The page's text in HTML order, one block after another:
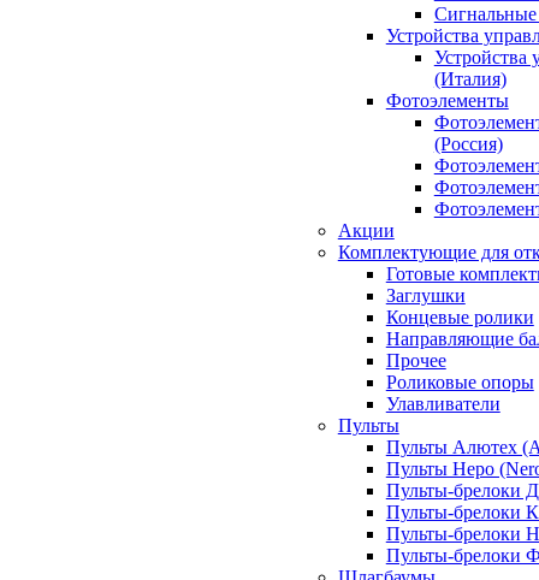
Устройства
Устройства
(Италия)
Фотоэлементы
(Россия)
Акции
Комплектующие для
Готовые
Заглушки
Концевые ролики
Направляющие
Прочее
Роликовые опоры
Улавливатели
Пульты
Пульты Алютех
Пульты Неро
Пульты-брелоки
Пульты-брелоки
Пульты-брелоки
Пульты-брелоки